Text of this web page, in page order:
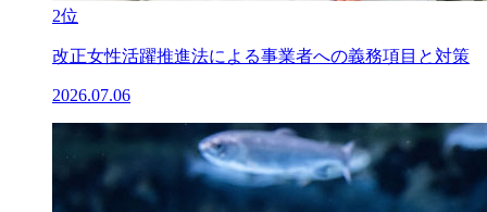
2位
改正女性活躍推進法による事業者への義務項目と対策
2026.07.06